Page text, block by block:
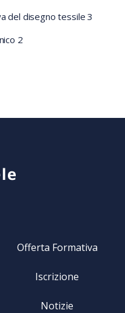
del disegno tessile 3
2
Offerta Formativa
Iscrizione
Notizie